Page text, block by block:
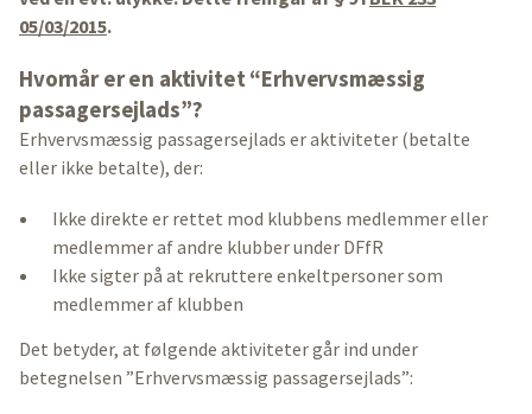
05/03/2015.
Hvornår er en aktivitet “Erhvervsmæssig
passagersejlads”?
Erhvervsmæssig passagersejlads er aktiviteter (betalte
eller ikke betalte), der:
Ikke direkte er rettet mod klubbens medlemmer eller
medlemmer af andre klubber under DFfR
Ikke sigter på at rekruttere enkeltpersoner som
medlemmer af klubben
Det betyder, at følgende aktiviteter går ind under
betegnelsen ”Erhvervsmæssig passagersejlads”: